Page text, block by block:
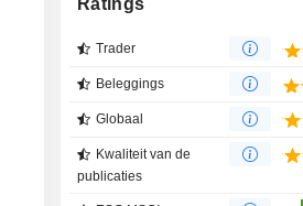
Ratings
Trader
Beleggings
Globaal
Kwaliteit van de
publicaties